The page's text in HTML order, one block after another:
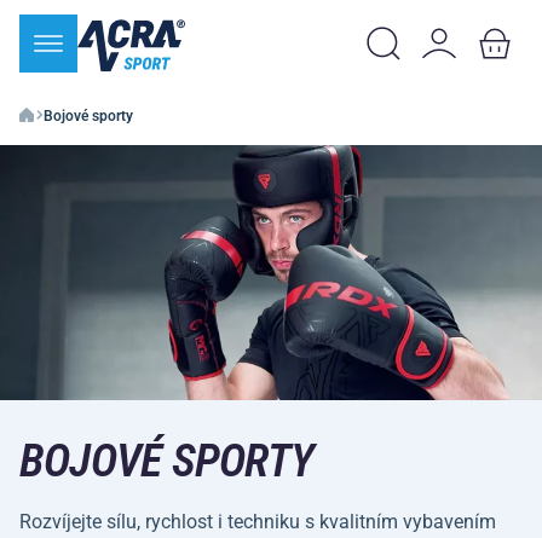
Bojové sporty
BOJOVÉ SPORTY
Rozvíjejte sílu, rychlost i techniku s kvalitním vybavením